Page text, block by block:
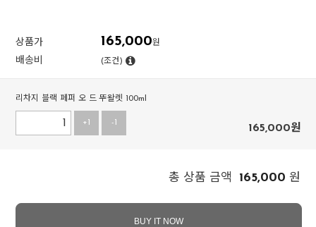
상품가 165,000원
배송비 (조건)
리차지 블랙 페퍼 오 드 뚜왈렛 100ml
+1 -1 165,000원
총 상품 금액 165,000 원
BUY IT NOW